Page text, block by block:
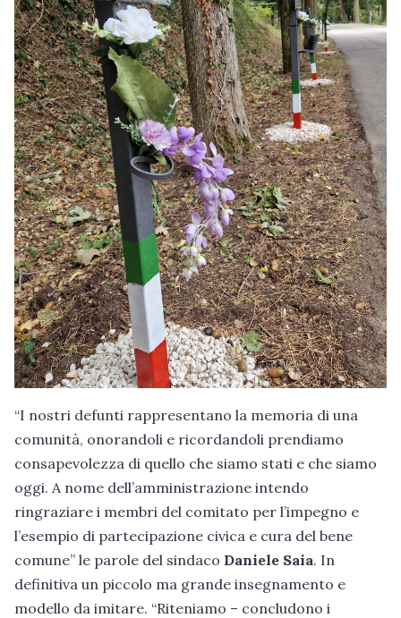
“I nostri defunti rappresentano la memoria di una
comunità, onorandoli e ricordandoli prendiamo
consapevolezza di quello che siamo stati e che siamo
oggi. A nome dell’amministrazione intendo
ringraziare i membri del comitato per l’impegno e
l’esempio di partecipazione civica e cura del bene
comune” le parole del sindaco Daniele Saia. In
definitiva un piccolo ma grande insegnamento e
modello da imitare. “Riteniamo – concludono i